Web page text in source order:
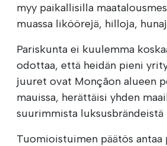
myy paikallisilla
muassa liköörejä, hilloja,
Pariskunta ei kuulemma
odottaa, että heidän pieni
juuret ovat Monçãon alueen
mauissa, herättäisi yhden
suurimmista luksusbrändeistä
Tuomioistuimen päätös